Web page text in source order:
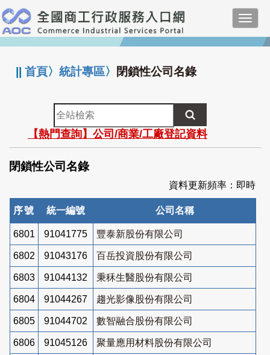
跳
到
主
要
:::
||首頁〉統計專區〉 閉鎖性公司名錄
全
站
檢
索
【熱門查詢】公司/商業/工廠登記資料
閉鎖性公司名錄
資料更新頻率：即時
序號 統一編號 公司名稱
6801 91041775 豐泰新股份有限公司
6802 91043176 百岳投資股份有限公司
6803 91044132 秉秝生醫股份有限公司
6804 91044267 趨光影像股份有限公司
6805 91044702 數智融合股份有限公司
6806 91045126 聚量應用材料股份有限公司